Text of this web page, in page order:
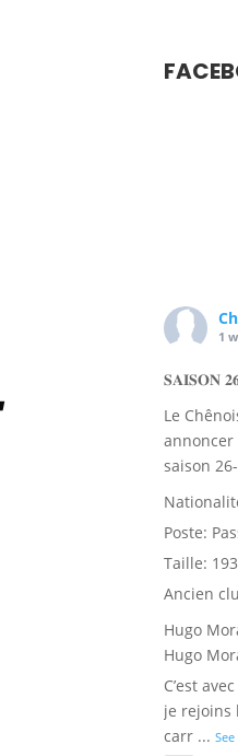
1
𝐒𝐀𝐈𝐒𝐎𝐍
Le
annoncer
saison
Poste:
Taille:
Ancien
Hugo
Hugo
C’est
je rejoins
carr ...